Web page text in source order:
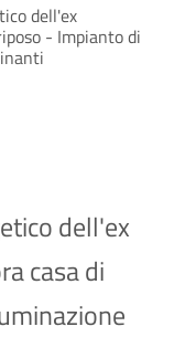
dell'ex
- Impianto di
dell'ex
casa di